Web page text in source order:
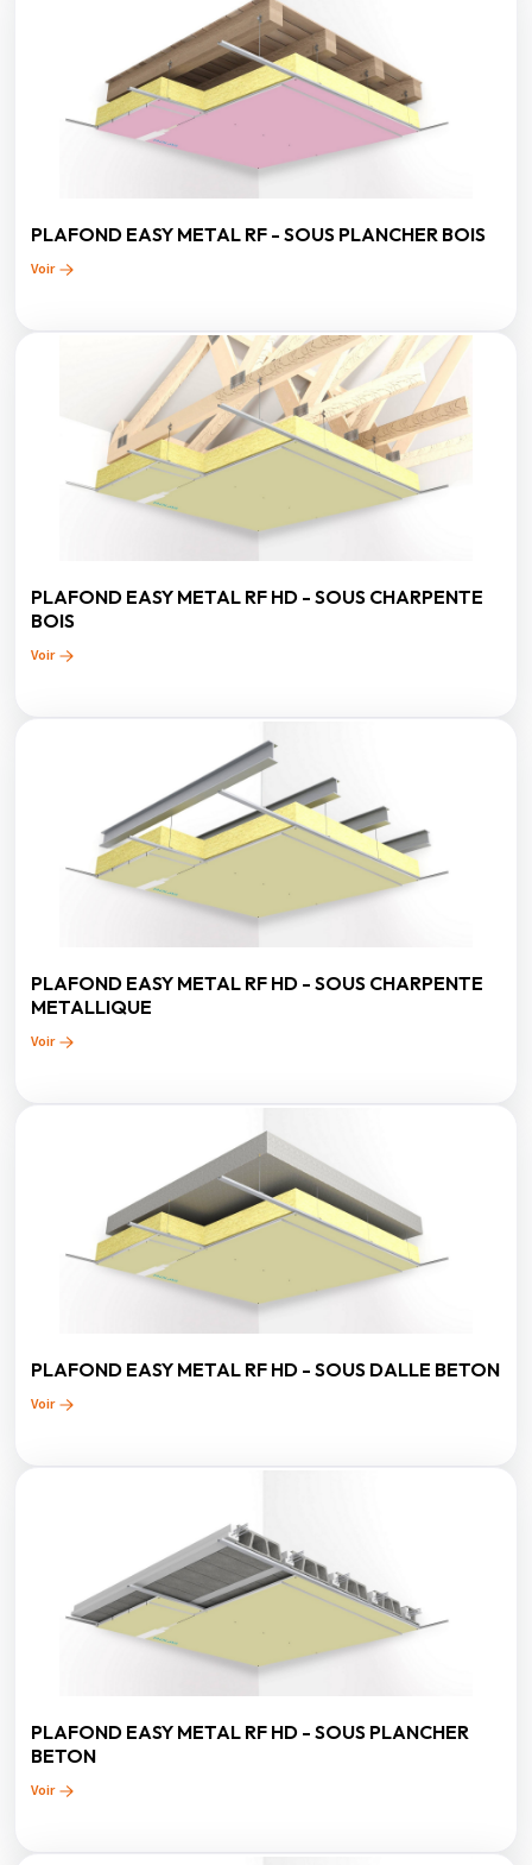
PLAFOND EASY METAL RF - SOUS PLANCHER BOIS
Voir
PLAFOND EASY METAL RF HD - SOUS CHARPENTE
BOIS
Voir
PLAFOND EASY METAL RF HD - SOUS CHARPENTE
METALLIQUE
Voir
PLAFOND EASY METAL RF HD - SOUS DALLE BETON
Voir
PLAFOND EASY METAL RF HD - SOUS PLANCHER
BETON
Voir